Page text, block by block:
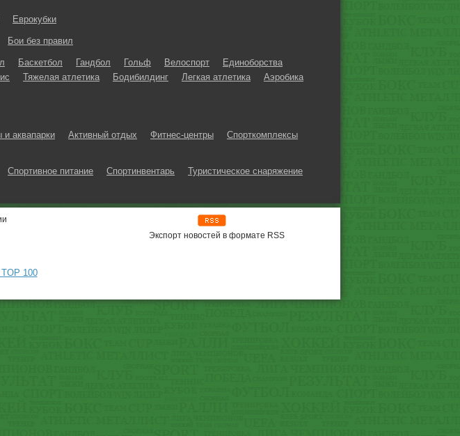
Еврокубки
Бои без правил
Баскетбол Гандбол Гольф Велоспорт
Единоборства
Тяжелая атлетика Бодибилдинг Легкая атлетика
Аэробика
и аквапарки Активный отдых Фитнес-центры
Спорткомплексы
Спортивное питание Спортинвентарь
Туристическое снаряжение
Экспорт новостей в формате RSS